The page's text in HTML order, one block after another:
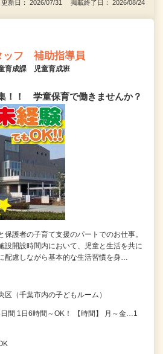
更新日： 2026/07/31 掲載終了日： 2026/08/24
ッフ 補助指導員
育成課 児童育成班
！！ 学童保育で働きませんか？
保護者の子育て支援のパートでのお仕事。
設開設時間内において、児童と生活を共に
配慮しながら基本的な生活習慣を身…
区（千葉市内の子どもルーム）
日間 1日6時間～OK！ 【時間】 月～金…1